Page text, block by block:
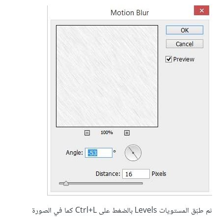
ثم طبّق المستويات Levels بالضغط على Ctrl+L كما في الصورة